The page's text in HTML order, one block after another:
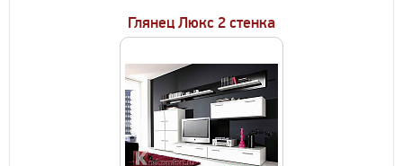
Глянец Люкс 2 стенка